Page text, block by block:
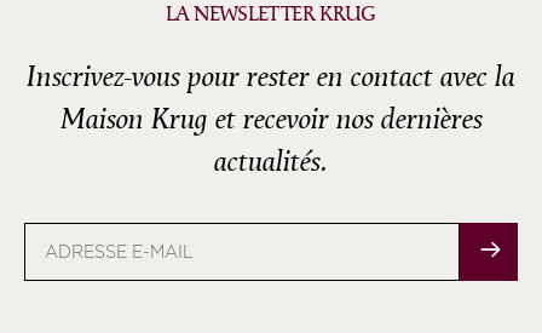
LA NEWSLETTER KRUG
Inscrivez-vous pour rester en contact avec la
Maison Krug et recevoir nos dernières
actualités.